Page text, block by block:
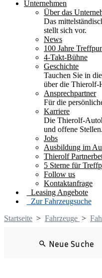
Unternehmen
Über das
Das
stellt sich vor.
News
100 Jahre
4-Takt-Bühne
Geschichte
Tauchen Sie in
über die Thierolf-
Ansprechpartner
Für die
Karriere
Die Thierolf-
und offene Stellen.
Jobs
Ausbildung im
Thierolf
5 Sterne für
Follow us
Kontaktanfrage
Leasing Angebote
Zur Fahrzeugsuche
Startseite > Fahrzeuge >
Neue Suche